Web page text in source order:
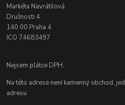
Markéta Navrátilová
Družnosti 4
140 00 Praha 4
ICO 74683497
Nejsem plátce DPH.
Na této adrese není kamenný obchod,
adresu